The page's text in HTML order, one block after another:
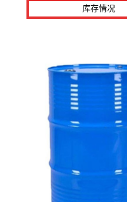
库存情况